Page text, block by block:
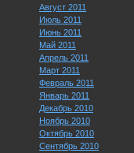
Август 2011
Июль 2011
Июнь 2011
Май 2011
Апрель 2011
Март 2011
Февраль 2011
Январь 2011
Декабрь 2010
Ноябрь 2010
Октябрь 2010
Сентябрь 2010